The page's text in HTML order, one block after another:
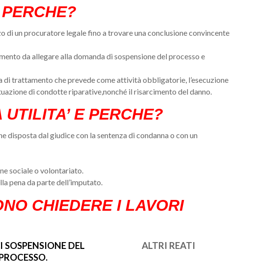
di un procuratore legale fino a trovare una conclusione convincente
da allegare alla domanda di sospensione del processo e
di trattamento che prevede come attività obbligatorie, l’esecuzione
di condotte riparative,nonché il risarcimento del danno.
E PERCHE?
disposta dal giudice con la sentenza di condanna o con un
sociale o volontariato.
pena da parte dell’imputato.
CHIEDERE I LAVORI
SOSPENSIONE DEL
ALTRI REATI